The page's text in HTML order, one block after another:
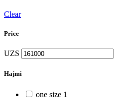
Clear
Price
UZS
Hajmi
one size 1